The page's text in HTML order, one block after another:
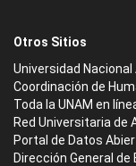
Otros Sitios
Universidad
Coordinación de
Toda la UNAM en
Red Universitaria de
Portal de Datos
Dirección General